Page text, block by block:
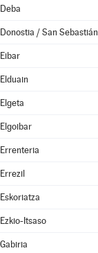
Deba
Donostia / San Sebastián
Eibar
Elduain
Elgeta
Elgoibar
Errenteria
Errezil
Eskoriatza
Ezkio-Itsaso
Gabiria